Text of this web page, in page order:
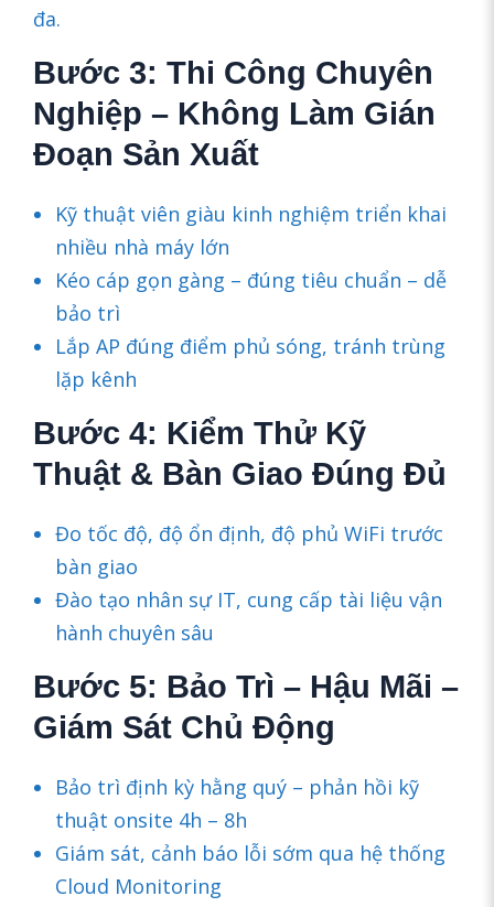
đa.
Bước 3: Thi Công Chuyên
Nghiệp – Không Làm Gián
Đoạn Sản Xuất
Kỹ thuật viên giàu kinh nghiệm triển khai
nhiều nhà máy lớn
Kéo cáp gọn gàng – đúng tiêu chuẩn – dễ
bảo trì
Lắp AP đúng điểm phủ sóng, tránh trùng
lặp kênh
Bước 4: Kiểm Thử Kỹ
Thuật & Bàn Giao Đúng Đủ
Đo tốc độ, độ ổn định, độ phủ WiFi trước
bàn giao
Đào tạo nhân sự IT, cung cấp tài liệu vận
hành chuyên sâu
Bước 5: Bảo Trì – Hậu Mãi –
Giám Sát Chủ Động
Bảo trì định kỳ hằng quý – phản hồi kỹ
thuật onsite 4h – 8h
Giám sát, cảnh báo lỗi sớm qua hệ thống
Cloud Monitoring